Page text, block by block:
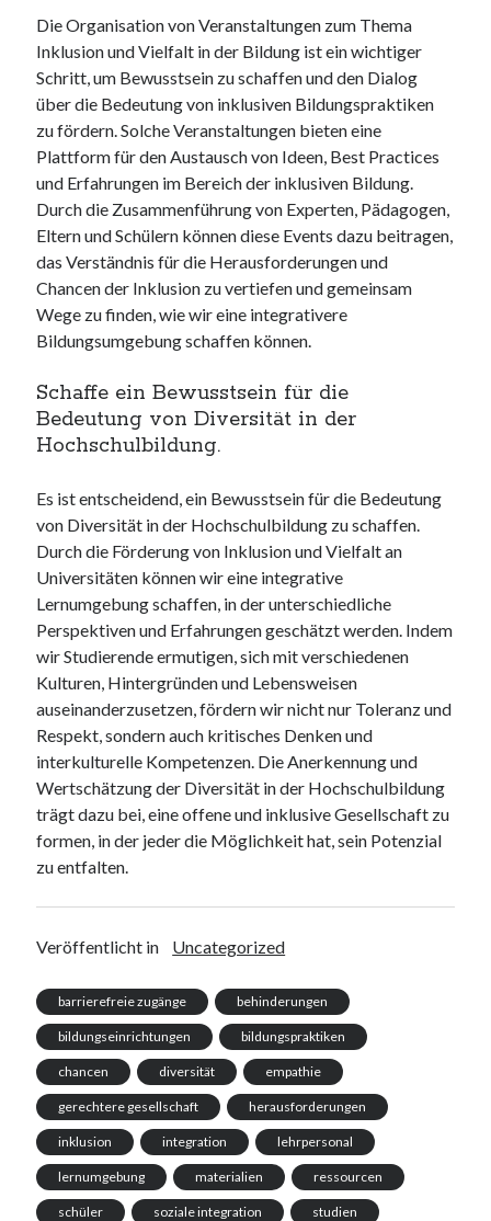
Die Organisation von Veranstaltungen zum Thema
Inklusion und Vielfalt in der Bildung ist ein wichtiger
Schritt, um Bewusstsein zu schaffen und den Dialog
über die Bedeutung von inklusiven Bildungspraktiken
zu fördern. Solche Veranstaltungen bieten eine
Plattform für den Austausch von Ideen, Best Practices
und Erfahrungen im Bereich der inklusiven Bildung.
Durch die Zusammenführung von Experten, Pädagogen,
Eltern und Schülern können diese Events dazu beitragen,
das Verständnis für die Herausforderungen und
Chancen der Inklusion zu vertiefen und gemeinsam
Wege zu finden, wie wir eine integrativere
Bildungsumgebung schaffen können.
Schaffe ein Bewusstsein für die
Bedeutung von Diversität in der
Hochschulbildung.
Es ist entscheidend, ein Bewusstsein für die Bedeutung
von Diversität in der Hochschulbildung zu schaffen.
Durch die Förderung von Inklusion und Vielfalt an
Universitäten können wir eine integrative
Lernumgebung schaffen, in der unterschiedliche
Perspektiven und Erfahrungen geschätzt werden. Indem
wir Studierende ermutigen, sich mit verschiedenen
Kulturen, Hintergründen und Lebensweisen
auseinanderzusetzen, fördern wir nicht nur Toleranz und
Respekt, sondern auch kritisches Denken und
interkulturelle Kompetenzen. Die Anerkennung und
Wertschätzung der Diversität in der Hochschulbildung
trägt dazu bei, eine offene und inklusive Gesellschaft zu
formen, in der jeder die Möglichkeit hat, sein Potenzial
zu entfalten.
Veröffentlicht in Uncategorized
barrierefreie zugänge behinderungen
bildungseinrichtungen bildungspraktiken
chancen diversität empathie
gerechtere gesellschaft herausforderungen
inklusion integration lehrpersonal
lernumgebung materialien ressourcen
schüler soziale integration studien